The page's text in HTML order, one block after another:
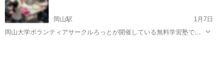
岡山駅
1月7日
岡山大学ボランティアサークルろっとが開催している無料学習塾で